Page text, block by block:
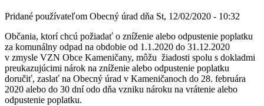
Pridané používateľom Obecný úrad dňa St, 12/02/2020 - 10:32
Občania, ktorí chcú požiadať o zníženie alebo odpustenie poplatku
za komunálny odpad na obdobie od 1.1.2020 do 31.12.2020
v zmysle VZN Obce Kameničany, môžu žiadosti spolu s dokladmi
preukazujúcimi nárok na zníženie alebo odpustenie poplatku
doručiť, zaslať na Obecný úrad v Kameničanoch do 28. februára
2020 alebo do 30 dní odo dňa vzniku nároku na vrátenie alebo
odpustenie poplatku.